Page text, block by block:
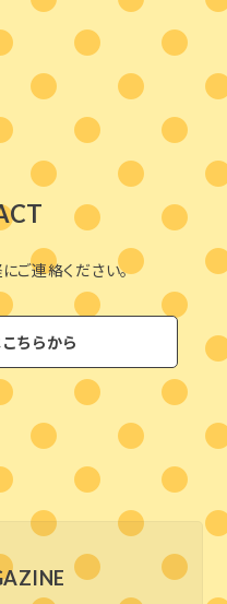
ご連絡ください。
ちらから